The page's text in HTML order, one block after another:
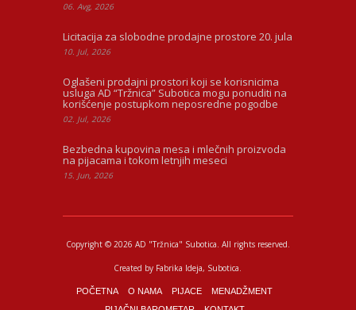
06. Avg, 2026
Licitacija za slobodne prodajne prostore 20. jula
10. Jul, 2026
Oglašeni prodajni prostori koji se korisnicima
usluga AD “Tržnica” Subotica mogu ponuditi na
korišćenje postupkom neposredne pogodbe
02. Jul, 2026
Bezbedna kupovina mesa i mlečnih proizvoda
na pijacama i tokom letnjih meseci
15. Jun, 2026
Copyright © 2026 AD "Tržnica" Subotica. All rights reserved.
Created by Fabrika Ideja, Subotica.
POČETNA O NAMA PIJACE
MENADŽMENT